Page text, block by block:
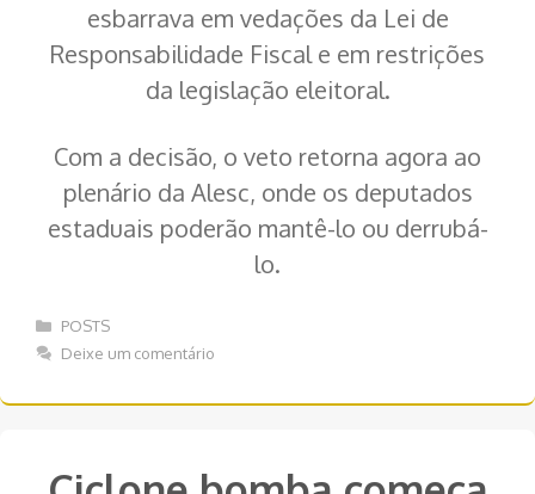
esbarrava em vedações da Lei de
Responsabilidade Fiscal e em restrições
da legislação eleitoral.
Com a decisão, o veto retorna agora ao
plenário da Alesc, onde os deputados
estaduais poderão mantê-lo ou derrubá-
lo.
Categorias
POSTS
Deixe um comentário